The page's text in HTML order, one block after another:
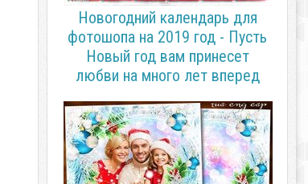
Новогодний календарь для
фотошопа на 2019 год - Пусть
Новый год вам принесет
любви на много лет вперед